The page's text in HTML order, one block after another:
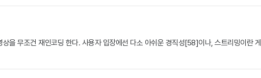
을 무조건 재인코딩 한다. 사용자 입장에선 다소 아쉬운 경직성[58]이나, 스트리밍이란